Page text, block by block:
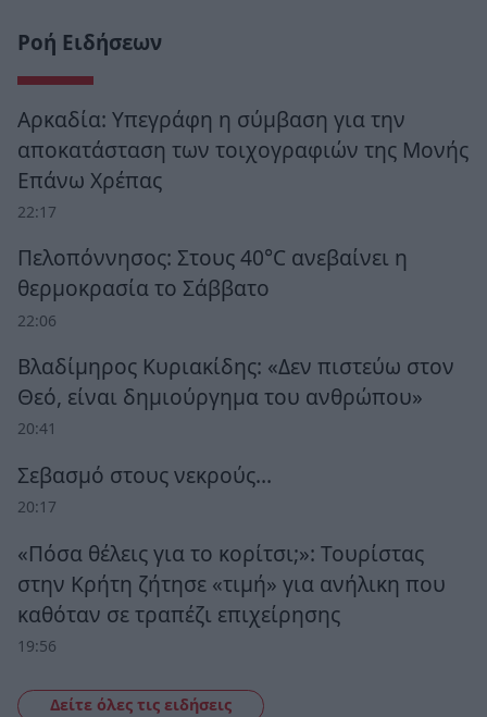
Ροή Ειδήσεων
Αρκαδία: Υπεγράφη η σύμβαση για την
αποκατάσταση των τοιχογραφιών της Μονής
Επάνω Χρέπας
22:17
Πελοπόννησος: Στους 40°C ανεβαίνει η
θερμοκρασία το Σάββατο
22:06
Βλαδίμηρος Κυριακίδης: «Δεν πιστεύω στον
Θεό, είναι δημιούργημα του ανθρώπου»
20:41
Σεβασμό στους νεκρούς…
20:17
«Πόσα θέλεις για το κορίτσι;»: Τουρίστας
στην Κρήτη ζήτησε «τιμή» για ανήλικη που
καθόταν σε τραπέζι επιχείρησης
19:56
Δείτε όλες τις ειδήσεις